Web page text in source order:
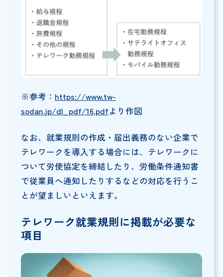
※参考： https://www.tw-
sodan.jp/dl_pdf/16.pdfより作図
なお、就業規則の作成・届出義務のない企業で
テレワークを導入する場合には、テレワークに
ついて労使協定を締結したり、労働条件通知書
で従業員へ通知したりするなどの対応を行うこ
とが望ましいといえます。
テレワーク就業規則に掲載が必要な
項目